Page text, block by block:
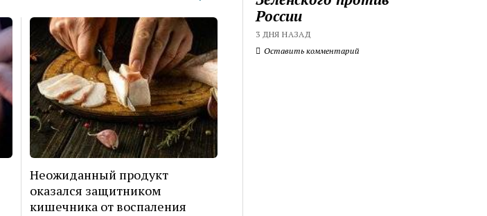
Неожиданный продукт
оказался защитником
кишечника от воспаления
России
3 ДНЯ НАЗАД
Оставить комментарий